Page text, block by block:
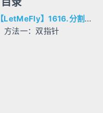
【LetMeFly】1616.分割两个字符串得到回文串
方法一：双指针